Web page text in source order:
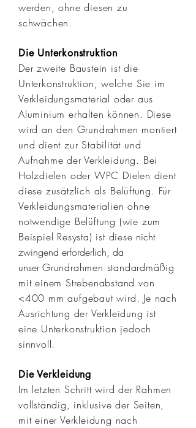
werden, ohne diesen zu
schwächen.
Die Unterkonstruktion
Der zweite Baustein ist die
Unterkonstruktion, welche Sie im
Verkleidungsmaterial oder aus
Aluminium erhalten können. Diese
wird an den Grundrahmen montiert
und dient zur Stabilität und
Aufnahme der Verkleidung. Bei
Holzdielen oder WPC Dielen dient
diese zusätzlich als Belüftung. Für
Verkleidungsmaterialien ohne
notwendige Belüftung (wie zum
Beispiel Resysta) ist diese nicht
zwingend erforderlich, da
unserGrundrahmen standardmäßig
mit einem Strebenabstand von
<400 mm aufgebaut wird. Je nach
Ausrichtung der Verkleidung ist
eine Unterkonstruktion jedoch
sinnvoll.
Die Verkleidung
Im letzten Schritt wird der Rahmen
vollständig, inklusive der Seiten,
mit einer Verkleidung nach